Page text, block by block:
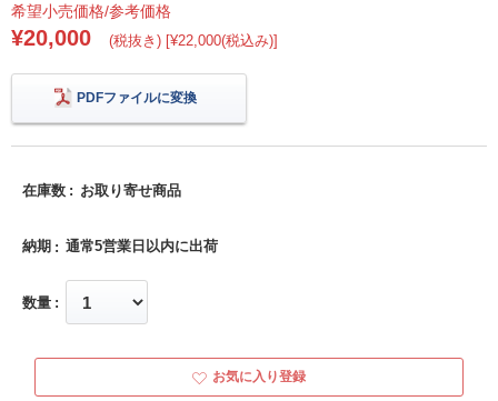
希望小売価格/参考価格
¥20,000 (税抜き) [¥22,000(税込み)]
PDFファイルに変換
在庫数 お取り寄せ商品
納期 通常5営業日以内に出荷
数量
お気に入り登録